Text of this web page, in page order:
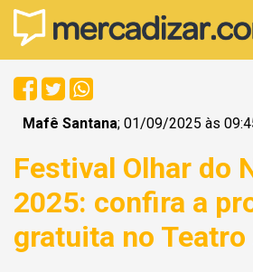
Mafê Santana; 01/09/2025 às
Festival Olhar do
2025: confira a
gratuita no